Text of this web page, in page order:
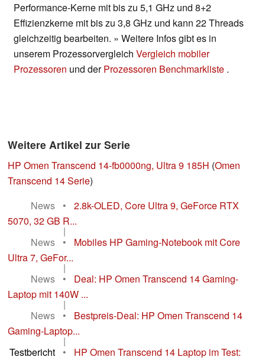
Performance-Kerne mit bis zu 5,1 GHz und 8+2
Effizienzkerne mit bis zu 3,8 GHz und kann 22 Threads
gleichzeitig bearbeiten. » Weitere Infos gibt es in
unserem Prozessorvergleich Vergleich mobiler
Prozessoren und derProzessoren Benchmarkliste .
Weitere Artikel zur Serie
HP Omen Transcend 14-fb0000ng, Ultra 9 185H (Omen
Transcend 14 Serie)
News
•
2.8k-OLED, Core Ultra 9, GeForce RTX
5070, 32 GB R...
|
News
•
Mobiles HP Gaming-Notebook mit Core
Ultra 7, GeFor...
|
News
•
Deal: HP Omen Transcend 14 Gaming-
Laptop mit 140W ...
|
News
•
Bestpreis-Deal: HP Omen Transcend 14
Gaming-Laptop...
|
Testbericht
•
HP Omen Transcend 14 Laptop im Test: